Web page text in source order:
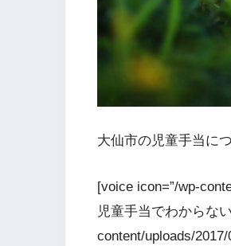
大仙市の児童手当に
[voice icon=”/wp-
児童手当でわからな
content/uploads/